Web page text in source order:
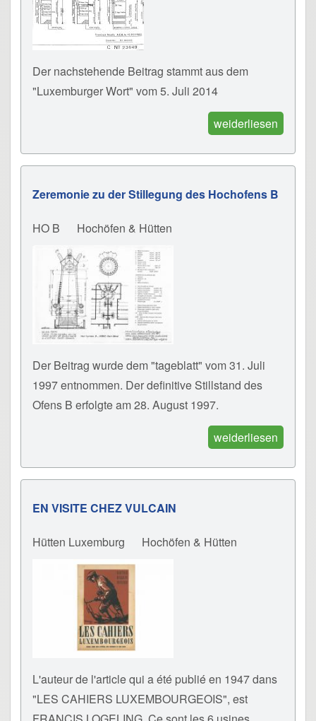
Der nachstehende Beitrag stammt aus dem
"Luxemburger Wort" vom 5. Juli 2014
weiderliesen
Zeremonie zu der Stillegung des Hochofens B
HO B Hochöfen & Hütten
Der Beitrag wurde dem "tageblatt" vom 31. Juli
1997 entnommen. Der definitive Stillstand des
Ofens B erfolgte am 28. August 1997.
weiderliesen
EN VISITE CHEZ VULCAIN
Hütten Luxemburg Hochöfen & Hütten
L'auteur de l'article qui a été publié en 1947 dans
"LES CAHIERS LUXEMBOURGEOIS", est